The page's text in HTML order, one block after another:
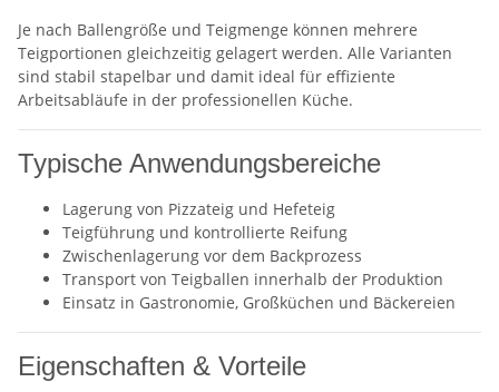
Je nach Ballengröße und Teigmenge können mehrere
Teigportionen gleichzeitig gelagert werden. Alle Varianten
sind stabil stapelbar und damit ideal für effiziente
Arbeitsabläufe in der professionellen Küche.
Typische Anwendungsbereiche
Lagerung von Pizzateig und Hefeteig
Teigführung und kontrollierte Reifung
Zwischenlagerung vor dem Backprozess
Transport von Teigballen innerhalb der Produktion
Einsatz in Gastronomie, Großküchen und Bäckereien
Eigenschaften & Vorteile